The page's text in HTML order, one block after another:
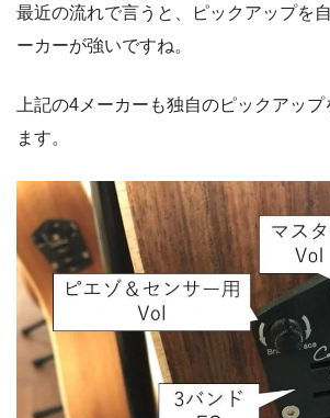
最近の流れで言うと、ピックアップを
ーカーが強いですね。
上記の4メーカーも独自のピックアッ
ます。